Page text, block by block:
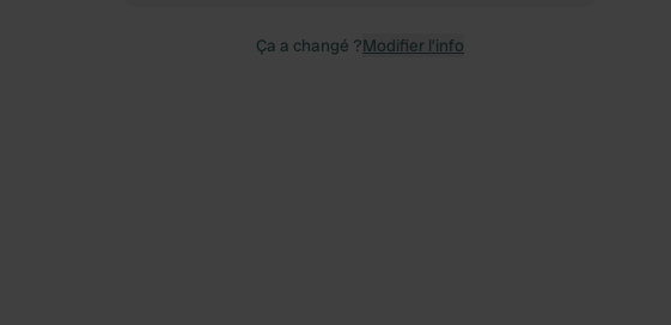
Ça a changé ?Modifier l’info